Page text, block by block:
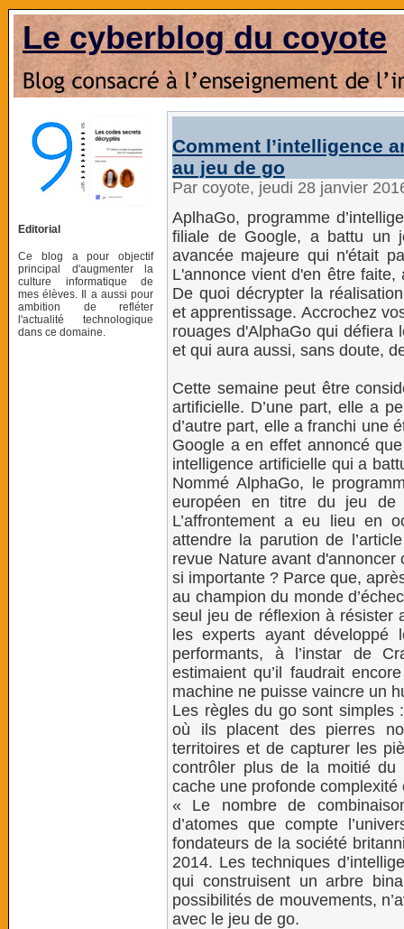
Le cyberblog du coyote
Editorial
Ce blog a pour objectif
principal d'augmenter la
culture informatique de
mes élèves. Il a aussi pour
ambition de refléter
l'actualité technologique
dans ce domaine.
Comment l’intelligence
au jeu de go
Par coyote, jeudi 28 janvier
AplhaGo, programme
filiale de Google, a battu un
avancée majeure qui n'était
L'annonce vient d'en être
De quoi décrypter la
et apprentissage. Accrochez
rouages d'AlphaGo qui défiera
et qui aura aussi, sans doute,
Cette semaine peut être
artificielle. D’une part, elle a
d’autre part, elle a franchi une
Google a en effet annoncé
intelligence artificielle qui a
Nommé AlphaGo, le
européen en titre du jeu
L’affrontement a eu lieu en
attendre la parution de
revue Nature avant
si importante ? Parce que,
au champion du monde
seul jeu de réflexion à résister
les experts ayant
performants, à l’instar de
estimaient qu’il faudrait
machine ne puisse vaincre un
Les règles du go sont simples
où ils placent des pierres
territoires et de capturer les
contrôler plus de la moitié du
cache une profonde
« Le nombre de
d’atomes que compte
fondateurs de la société
2014. Les techniques
qui construisent un arbre
possibilités de mouvements,
avec le jeu de go.